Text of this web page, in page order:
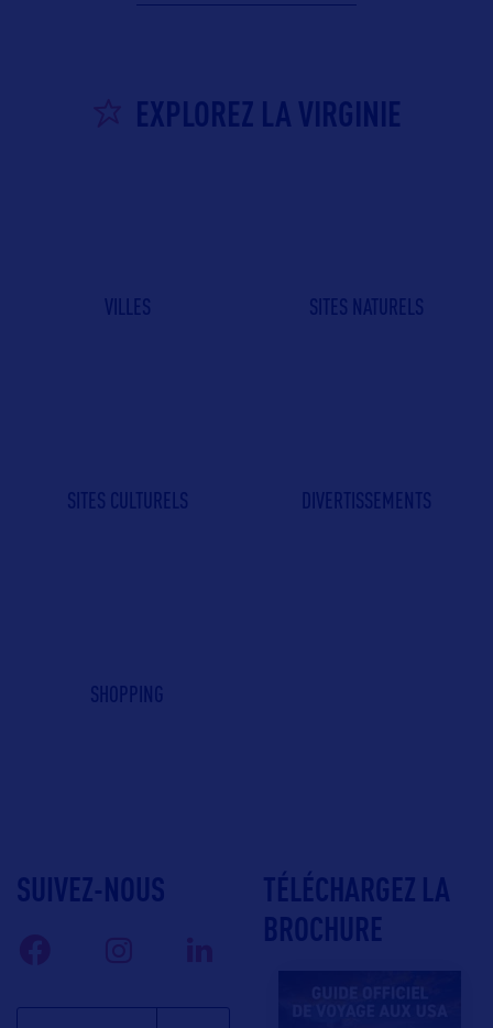
EXPLOREZ LA VIRGINIE
VILLES SITES NATURELS
SITES CULTURELS DIVERTISSEMENTS
SHOPPING
SUIVEZ-NOUS
TÉLÉCHARGEZ LA
BROCHURE